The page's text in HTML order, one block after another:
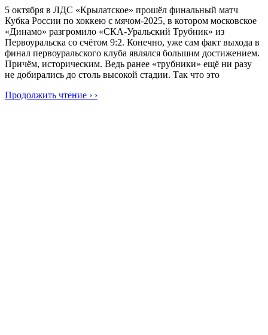
5 октября в ЛДС «Крылатское» прошёл финальный матч
Кубка России по хоккею с мячом-2025, в котором московское
«Динамо» разгромило «СКА-Уральский Трубник» из
Первоуральска со счётом 9:2. Конечно, уже сам факт выхода в
финал первоуральского клуба являлся большим достижением.
Причём, историческим. Ведь ранее «трубники» ещё ни разу
не добирались до столь высокой стадии. Так что это
Продолжить чтение › ›